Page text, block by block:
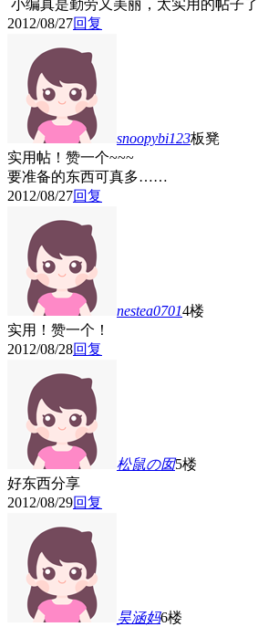
小编真是勤劳又美丽，太实用的帖子了
2012/08/27回复
snoopybi123板凳
实用帖！赞一个~~~
要准备的东西可真多……
2012/08/27回复
nestea07014楼
实用！赞一个！
2012/08/28回复
松鼠の囡5楼
好东西分享
2012/08/29回复
昊涵妈6楼